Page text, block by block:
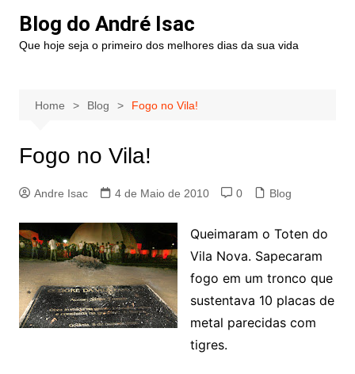
Blog do André Isac
Que hoje seja o primeiro dos melhores dias da sua vida
Home Blog Fogo no Vila!
Fogo no Vila!
Andre Isac 4 de Maio de 2010 0 Blog
Queimaram o Toten do
Vila Nova. Sapecaram
fogo em um tronco que
sustentava 10 placas de
metal parecidas com
tigres.